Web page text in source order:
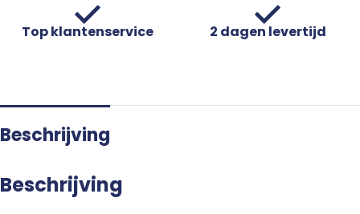
Top klantenservice 2 dagen levertijd
Beschrijving
Beschrijving